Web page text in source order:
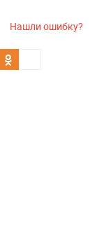
Нашли ошибку?